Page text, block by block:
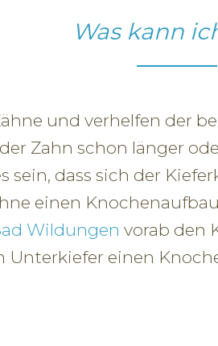
Was kann
und verhelfen der
Zahn schon länger
dass sich der
einen
Wildungen vorab den
Unterkiefer einen